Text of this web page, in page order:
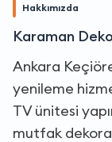
Hakkımızda
Karaman
Ankara
yenileme
TV ünitesi
mutfak